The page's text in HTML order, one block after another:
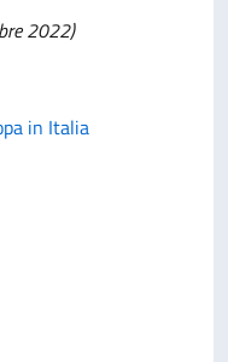
2022)
in Italia